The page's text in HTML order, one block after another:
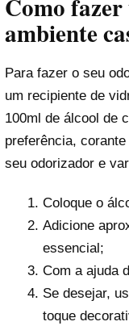
Como
ambiente
Para fazer o seu
um recipiente de
100ml de álcool de
preferência,
seu odorizador e
Coloque o
Adicione
essencial;
Com a ajuda
Se desejar,
toque